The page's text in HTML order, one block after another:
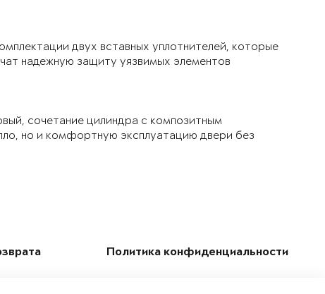
двух вставных уплотнителей, которые
надежную защиту уязвимых элементов
сочетание цилиндра с композитным
но и комфортную эксплуатацию двери без
Политика конфиденциальности